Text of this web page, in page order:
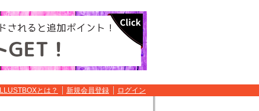
ILLUSTBOXとは？ 新規会員登録 ログイン